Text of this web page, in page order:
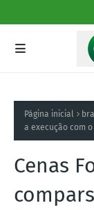
Página inicial
a execução com
Cenas